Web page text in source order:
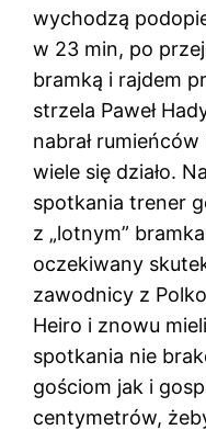
wychodzą
w 23 min, po
bramką i rajdem
strzela Paweł
nabrał
wiele się działo.
spotkania trener
z „lotnym”
oczekiwany
zawodnicy z
Heiro i znowu
spotkania nie
gościom jak i
centymetrów,